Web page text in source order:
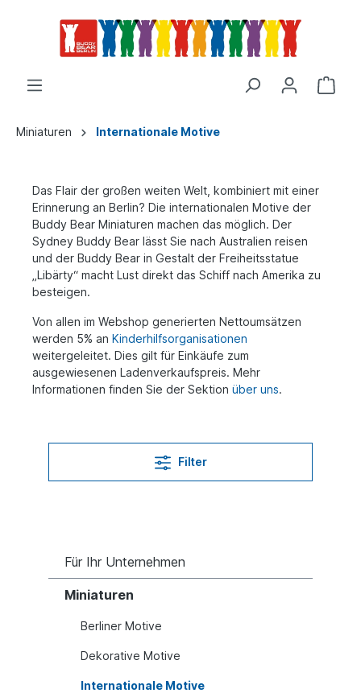
Miniaturen Internationale Motive
Das Flair der großen weiten Welt, kombiniert mit einer
Erinnerung an Berlin? Die internationalen Motive der
Buddy Bear Miniaturen machen das möglich. Der
Sydney Buddy Bear lässt Sie nach Australien reisen
und der Buddy Bear in Gestalt der Freiheitsstatue
„Libärty“ macht Lust direkt das Schiff nach Amerika zu
besteigen.
Von allen im Webshop generierten Nettoumsätzen
werden 5% an Kinderhilfsorganisationen
weitergeleitet. Dies gilt für Einkäufe zum
ausgewiesenen Ladenverkaufspreis. Mehr
Informationen finden Sie der Sektion über uns.
Filter
Für Ihr Unternehmen
Miniaturen
Berliner Motive
Dekorative Motive
Internationale Motive